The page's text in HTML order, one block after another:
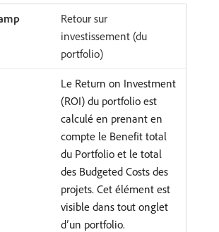
Retour sur
investissement (du
portfolio)
Le Return on Investment
(ROI) du portfolio est
calculé en prenant en
compte le Benefit total
du Portfolio et le total
des Budgeted Costs des
projets. Cet élément est
visible dans tout onglet
d’un portfolio.